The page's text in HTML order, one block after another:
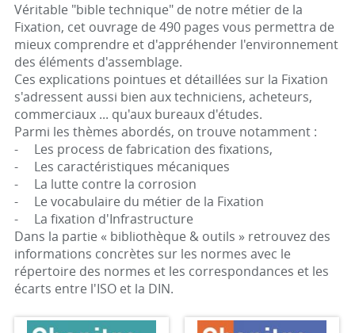
Véritable "bible technique" de notre métier de la
Fixation, cet ouvrage de 490 pages vous permettra de
mieux comprendre et d'appréhender l'environnement
des éléments d'assemblage.
Ces explications pointues et détaillées sur la Fixation
s'adressent aussi bien aux techniciens, acheteurs,
commerciaux ... qu'aux bureaux d'études.
Parmi les thèmes abordés, on trouve notamment :
- Les process de fabrication des fixations,
- Les caractéristiques mécaniques
- La lutte contre la corrosion
- Le vocabulaire du métier de la Fixation
- La fixation d'Infrastructure
Dans la partie « bibliothèque & outils » retrouvez des
informations concrètes sur les normes avec le
répertoire des normes et les correspondances et les
écarts entre l'ISO et la DIN.